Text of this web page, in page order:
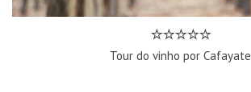
Tour do vinho por Cafayate